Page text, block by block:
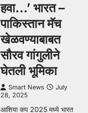
हवा…’ भारत –
पाकिस्तान मॅच
खेळवण्याबाबत
सौरव गांगुलीने
घेतली भूमिका
Smart News
July
28, 2025
आशिया कप 2025 मध्ये भारत